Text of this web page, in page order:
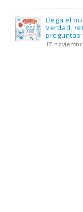
Llega el
Verdad,
preguntas
17